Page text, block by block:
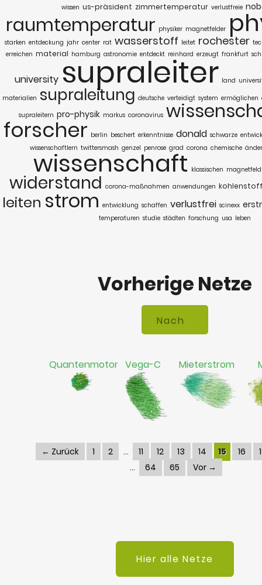
wissen us-präsident zimmertemperatur verlustfreie
raumtemperatur physiker magnetfelder
starken entdeckung jahr center rat wasserstoff leitet rochester
erreichen material hamburg astronomie entdeckt reinhard erzeugt frankfurt
university supraleiter land
materialien supraleitung deutsche verteidigt system ermöglichen
supraleitern pro-physik markus coronavirus
forscher berlin beschert erkenntnisse donald schwarze
wissenschaftlern twittersmash genzel penrose grad corona chemische
wissenschaft klassischen magnetfeld
widerstand corona-maßnahmen anwendungen
leiten strom entwicklung schaffen verlustfrei scinexx
temperaturen studie städten forschung usa leben
Vorherige Netze
Quantenmotor Vega-C Mieterstrom
← Zurück 1 2 11 12 13 14 15 16
64
65 Vor →
Hier alle Netze